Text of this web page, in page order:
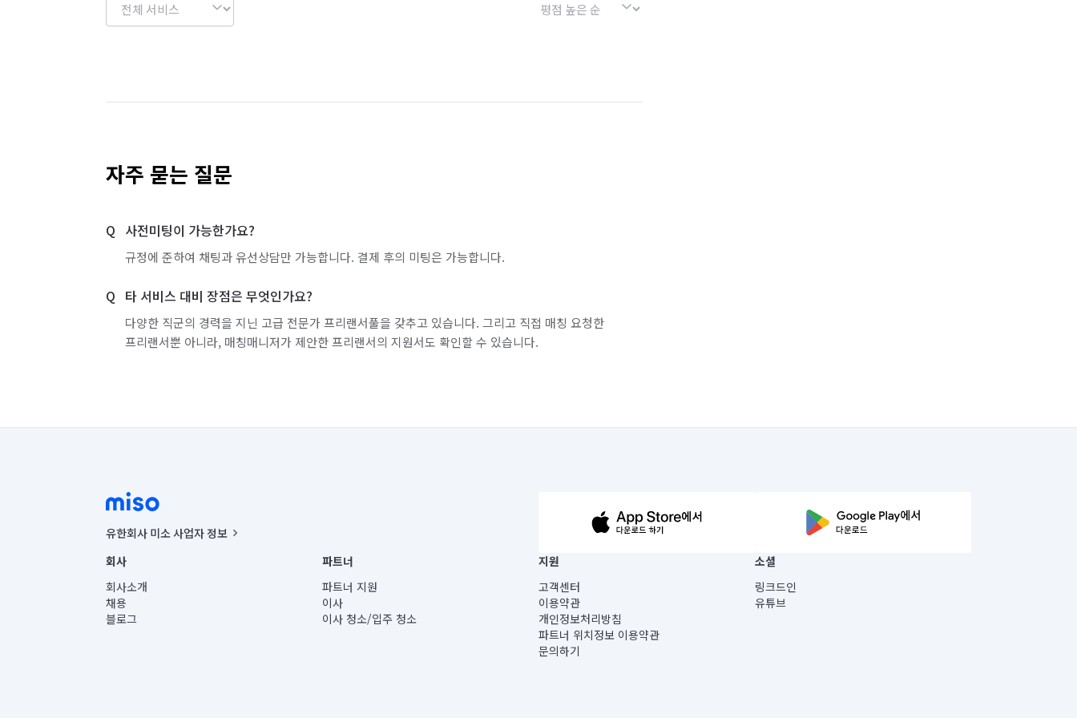
자주 묻는 질문
사전미팅이 가능한가요?
규정에 준하여 채팅과 유선상담만 가능합니다. 결제 후의 미팅은 가능합니다.
타 서비스 대비 장점은 무엇인가요?
다양한 직군의 경력을 지닌 고급 전문가 프리랜서풀을 갖추고 있습니다. 그리고 직접 매칭 요청한
프리랜서뿐 아니라, 매칭매니저가 제안한 프리랜서의 지원서도 확인할 수 있습니다.
유한회사 미소 사업자 정보
사업자등록번호 : 291-87-00271 | 인허가번호 : 2016-3220163-14-5-00019 |
통신판매신고번호 : 2024-서울종로-1400(공정거래위원회 정보) |
대표이사 : CHING VICTOR COLUMBIA RHEE
주소 | 본사: 서울특별시 종로구 율곡로 6(중학동, 트윈트리빌딩) B동 5층
컨택센터 : 서울특별시 종로구 수송동 율곡로 24, 7층, 8층 미소
회사
회사소개
채용
블로그
파트너
파트너 지원
이사
이사 청소/입주 청소
지원
고객센터
이용약관
개인정보처리방침
파트너 위치정보 이용약관
문의하기
소셜
링크드인
유튜브